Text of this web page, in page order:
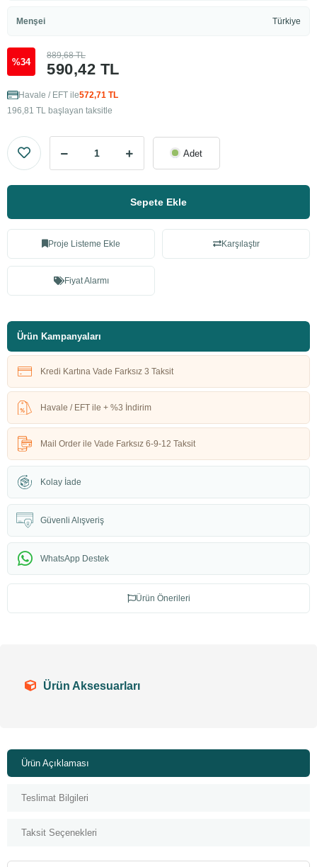
Menşei Türkiye
%34 590,42 TL
889,68 TL
Havale / EFT ile572,71 TL
196,81 TL başlayan taksitle
Adet
Sepete Ekle
Proje Listeme Ekle Karşılaştır
Fiyat Alarmı
Ürün Kampanyaları
Kredi Kartına Vade Farksız 3 Taksit
Havale / EFT ile + %3 İndirim
Mail Order ile Vade Farksız 6-9-12 Taksit
Kolay İade
Güvenli Alışveriş
WhatsApp Destek
Ürün Önerileri
Ürün Aksesuarları
Ürün Açıklaması
Teslimat Bilgileri
Taksit Seçenekleri